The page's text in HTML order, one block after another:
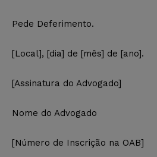
Pede Deferimento.
[Local], [dia] de [mês] de [ano].
[Assinatura do Advogado]
Nome do Advogado
[Número de Inscrição na OAB]